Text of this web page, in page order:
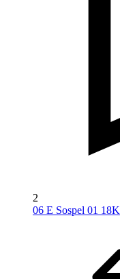
2
06 E Sospel 01 18K